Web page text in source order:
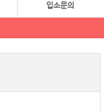
입소문의